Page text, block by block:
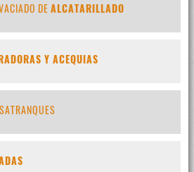
DEALCATARILLADO
Y ACEQUIAS